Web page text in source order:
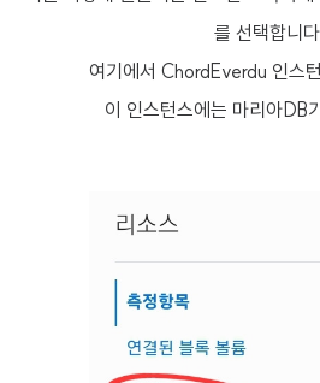
를 선택합니
여기에서 ChordEverdu 인스
이 인스턴스에는 마리아DB